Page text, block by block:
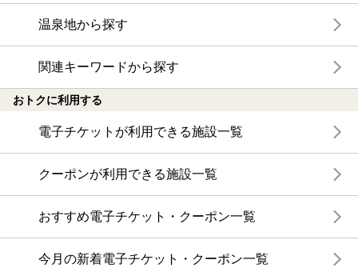
温泉地から探す
関連キーワードから探す
おトクに利用する
電子チケットが利用できる施設一覧
クーポンが利用できる施設一覧
おすすめ電子チケット・クーポン一覧
今月の新着電子チケット・クーポン一覧